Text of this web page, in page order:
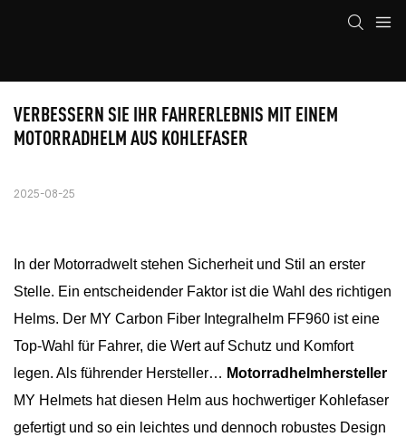
VERBESSERN SIE IHR FAHRERLEBNIS MIT EINEM
MOTORRADHELM AUS KOHLEFASER
2025-08-25
In der Motorradwelt stehen Sicherheit und Stil an erster
Stelle. Ein entscheidender Faktor ist die Wahl des richtigen
Helms. Der MY Carbon Fiber Integralhelm FF960 ist eine
Top-Wahl für Fahrer, die Wert auf Schutz und Komfort
legen. Als führender Hersteller… Motorradhelmhersteller
MY Helmets hat diesen Helm aus hochwertiger Kohlefaser
gefertigt und so ein leichtes und dennoch robustes Design